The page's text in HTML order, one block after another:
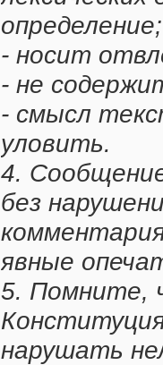
определение;
- носит
- не
- смысл
уловить.
4.
без
явные
5. Помните,
нарушать